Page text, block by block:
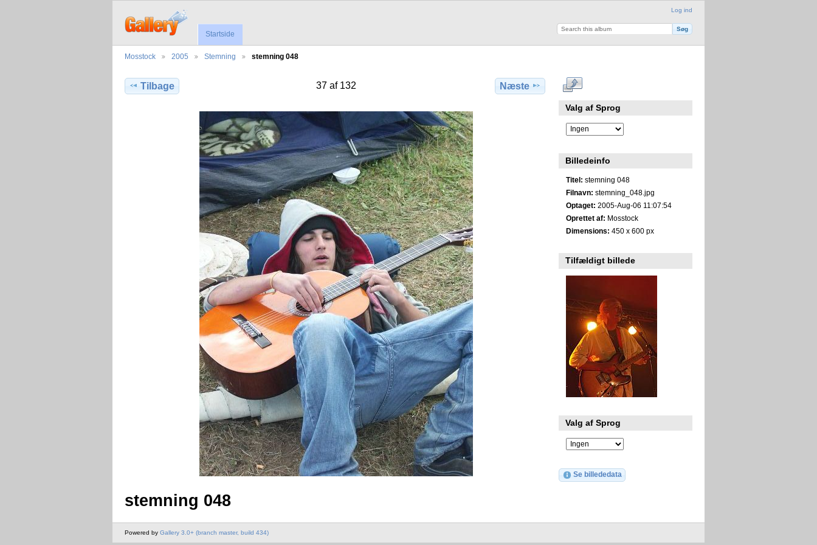
Log ind
Startside
Mosstock 2005 Stemning stemning 048
Tilbage 37 af 132 Næste
stemning 048
Valg af Sprog
Billedeinfo
Titel: stemning 048
Filnavn: stemning_048.jpg
Optaget: 2005-Aug-06 11:07:54
Oprettet af: Mosstock
Dimensions: 450 x 600 px
Tilfældigt billede
Valg af Sprog
Se billededata
Powered by Gallery 3.0+ (branch master, build 434)